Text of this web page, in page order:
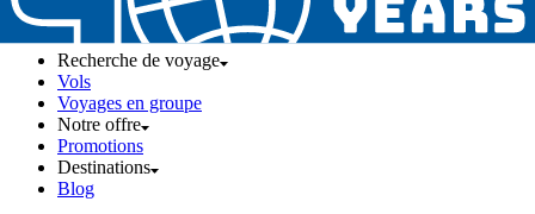
Recherche de voyage
Vols
Voyages en groupe
Notre offre
Promotions
Destinations
Blog